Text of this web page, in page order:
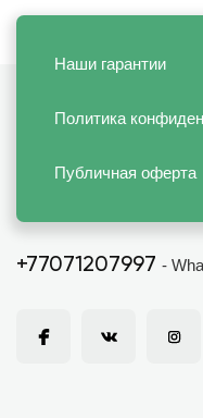
Наши гарантии
Политика
Публичная оферта
+77071207997 -